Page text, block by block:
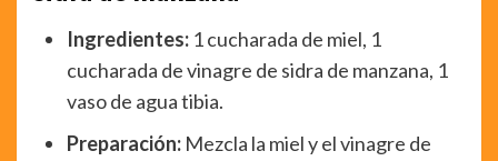
Ingredientes: 1 cucharada de miel, 1
cucharada de vinagre de sidra de manzana, 1
vaso de agua tibia.
Preparación: Mezcla la miel y el vinagre de